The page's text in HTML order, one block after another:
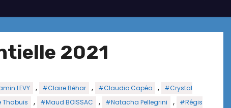
2021
LEVY , #Claire Béhar , #Claudio Capéo ,
#Crystal
, #Maud BOISSAC , #Natacha Pellegrini ,
#Régis